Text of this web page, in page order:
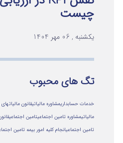
چیست
یکشنبه , 06 مهر 1404
تگ های محبوب
خدمات حسابداریمشاوره مالیاتیقانون
مالياتيمشاوره تامین اجتماعیتامین اجتماعی
تامین اجتماعیانجام کلیه امور بیمه تامین